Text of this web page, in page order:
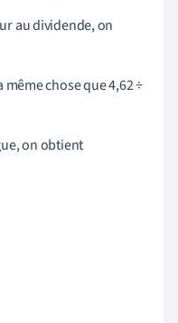
au dividende, on
même chose que 4,62 ÷
on obtient